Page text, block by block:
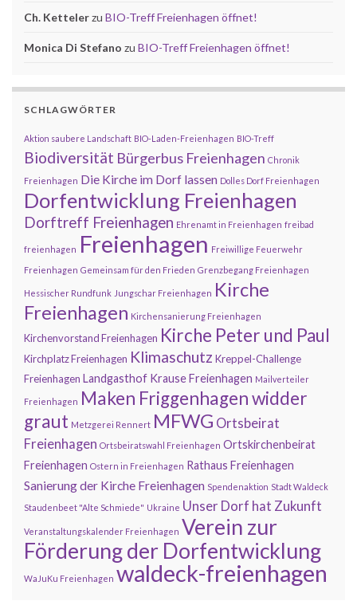
Ch. Kettelerzu BIO-Treff Freienhagen öffnet!
Monica Di Stefano zu BIO-Treff Freienhagen öffnet!
SCHLAGWÖRTER
Aktion saubere Landschaft BIO-Laden-Freienhagen BIO-Treff
Biodiversität Bürgerbus Freienhagen Chronik
Freienhagen Die Kirche im Dorf lassen Dolles Dorf Freienhagen
Dorfentwicklung Freienhagen
Dorftreff Freienhagen Ehrenamt in Freienhagen freibad
freienhagen Freienhagen Freiwillige Feuerwehr
Freienhagen Gemeinsam für den Frieden Grenzbegang Freienhagen
Hessischer Rundfunk Jungschar Freienhagen Kirche
Freienhagen Kirchensanierung Freienhagen
Kirchenvorstand Freienhagen Kirche Peter und Paul
Kirchplatz Freienhagen Klimaschutz Kreppel-Challenge
Freienhagen Landgasthof Krause Freienhagen Mailverteiler
Freienhagen Maken Friggenhagen widder
graut Metzgerei Rennert MFWG Ortsbeirat
Freienhagen Ortsbeiratswahl Freienhagen Ortskirchenbeirat
Freienhagen Ostern in Freienhagen Rathaus Freienhagen
Sanierung der Kirche Freienhagen Spendenaktion Stadt Waldeck
Staudenbeet "Alte Schmiede" Ukraine Unser Dorf hat Zukunft
Veranstaltungskalender Freienhagen Verein zur
Förderung der Dorfentwicklung
WaJuKu Freienhagen waldeck-freienhagen